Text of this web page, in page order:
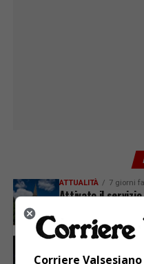
ATTUALITÀ 7 giorni fa
Attivato il servizio
ATTUALITÀ 5 giorni fa
Sabato 8 agosto in
Corriere